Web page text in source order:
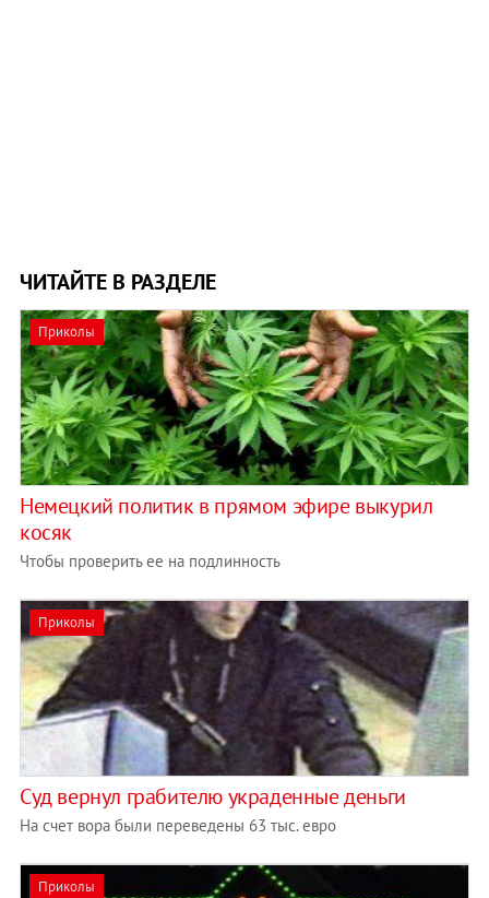
ЧИТАЙТЕ В РАЗДЕЛЕ
Приколы
Немецкий политик в прямом эфире выкурил
косяк
Чтобы проверить ее на подлинность
Приколы
Суд вернул грабителю украденные деньги
На счет вора были переведены 63 тыс. евро
Приколы